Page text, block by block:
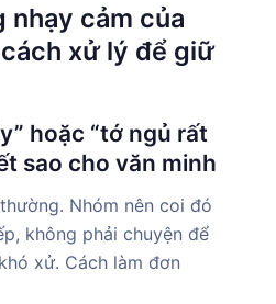
nhạy cảm của
xử lý để giữ
hoặc “tớ ngủ rất
sao cho văn minh
Nhóm nên coi đó
không phải chuyện để
xử. Cách làm đơn